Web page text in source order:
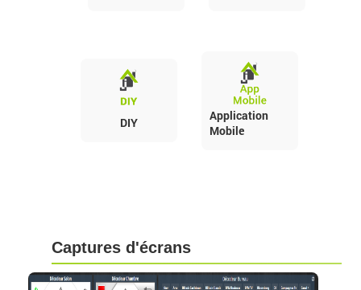
DIY
Application
Mobile
Captures d'écrans